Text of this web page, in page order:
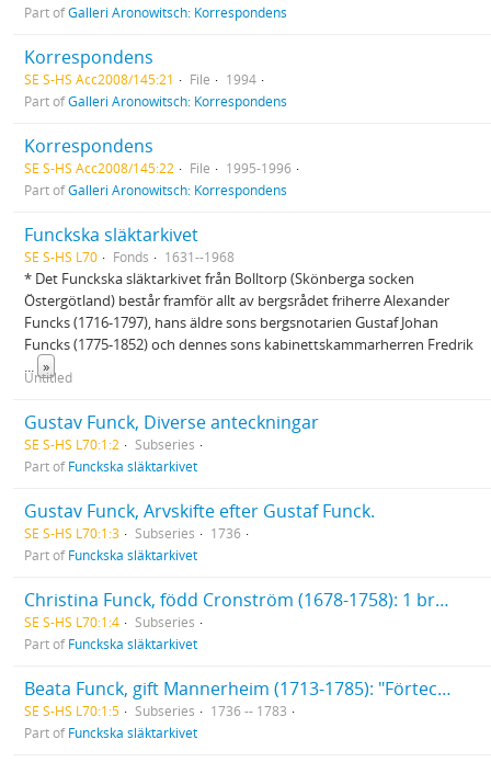
Part ofGalleri Aronowitsch: Korrespondens
Korrespondens
SE S-HS Acc2008/145:21 File
1994
Part ofGalleri Aronowitsch: Korrespondens
Korrespondens
SE S-HS Acc2008/145:22 File
1995-1996
Part ofGalleri Aronowitsch: Korrespondens
Funckska släktarkivet
SE S-HS L70 Fonds 1631--1968
* Det Funckska släktarkivet från Bolltorp (Skönberga socken
Östergötland) består framför allt av bergsrådet friherre Alexander
Funcks (1716-1797), hans äldre sons bergsnotarien Gustaf Johan
Funcks (1775-1852) och dennes sons kabinettskammarherren Fredrik
... »
Untitled
Gustav Funck, Diverse anteckningar
SE S-HS L70:1:2
Subseries
Part ofFunckska släktarkivet
Gustav Funck, Arvskifte efter Gustaf Funck.
SE S-HS L70:1:3 Subseries
1736
Part ofFunckska släktarkivet
Christina Funck, född Cronström (1678-1758): 1 brev till Christina Funck (1736). Testamente (1744). Diverse papper rörande Christina Funcks sterbhus
SE S-HS L70:1:4
Subseries
Part ofFunckska släktarkivet
Beata Funck, gift Mannerheim (1713-1785): "Förteckning på det doter Beata Funck hafwet bekommit till medgift utur huset d 1 Decemb. 1736". [Uppsatt av Christina Funck, född Cronström.]. Testamente (1775). Brev till Beata Funck, 6 st. (1783).
SE S-HS L70:1:5 Subseries
1736 -- 1783
Part ofFunckska släktarkivet